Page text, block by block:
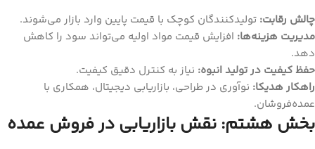
چالش رقابت: تولیدکنندگان کوچک با قیمت پایین وارد بازار می‌شوند.
مدیریت هزینه‌ها: افزایش قیمت مواد اولیه می‌تواند سود را کاهش
دهد.
حفظ کیفیت در تولید انبوه: نیاز به کنترل دقیق کیفیت.
راهکار هدیکا: نوآوری در طراحی، بازاریابی دیجیتال، همکاری با
عمده‌فروشان.
بخش هشتم: نقش بازاریابی در فروش عمده